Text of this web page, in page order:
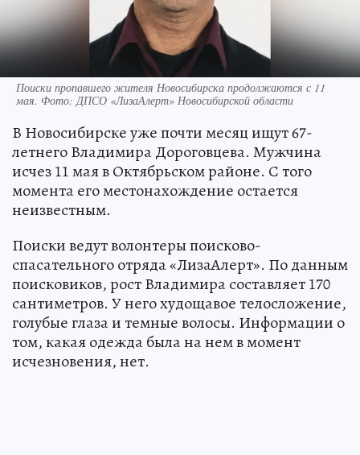
Поиски пропавшего жителя Новосибирска продолжаются с 11
мая. Фото: ДПСО «ЛизаАлерт» Новосибирской области
В Новосибирске уже почти месяц ищут 67-
летнего Владимира Дороговцева. Мужчина
исчез 11 мая в Октябрьском районе. С того
момента его местонахождение остается
неизвестным.
Поиски ведут волонтеры поисково-
спасательного отряда «ЛизаАлерт». По данным
поисковиков, рост Владимира составляет 170
сантиметров. У него худощавое телосложение,
голубые глаза и темные волосы. Информации о
том, какая одежда была на нем в момент
исчезновения, нет.